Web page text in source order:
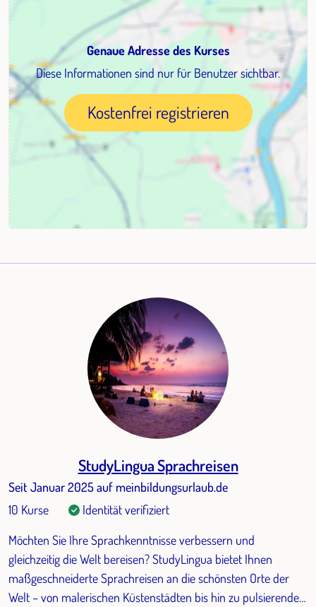
Genaue Adresse des Kurses
Diese Informationen sind nur für Benutzer sichtbar.
Kostenfrei registrieren
StudyLingua Sprachreisen
Seit Januar 2025 auf meinbildungsurlaub.de
10 Kurse
Identität verifiziert
Möchten Sie Ihre Sprachkenntnisse verbessern und
gleichzeitig die Welt bereisen? StudyLingua bietet Ihnen
maßgeschneiderte Sprachreisen an die schönsten Orte der
Welt – von malerischen Küstenstädten bis hin zu pulsierenden